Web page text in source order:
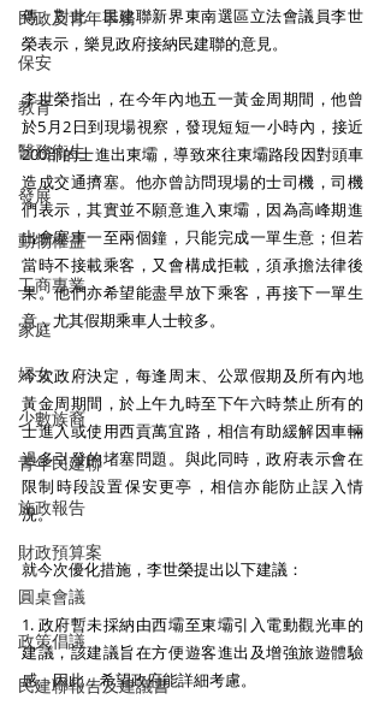
民政及青年事務
保安
教育
醫務衛生
發展
動物權益
工商專業
家庭
婦女
少數族裔
青年民建聯
施政報告
財政預算案
圓桌會議
政策倡議
民建聯報告及建議書
傳。對此，民建聯新界東南選區立法會議員李世
榮表示，樂見政府接納民建聯的意見。
李世榮指出，在今年內地五一黃金周期間，他曾
於5月2日到現場視察，發現短短一小時內，接近
200部的士進出東壩，導致來往東壩路段因對頭車
造成交通擠塞。他亦曾訪問現場的士司機，司機
們表示，其實並不願意進入東壩，因為高峰期進
出會塞車一至兩個鐘，只能完成一單生意；但若
當時不接載乘客，又會構成拒載，須承擔法律後
果。他們亦希望能盡早放下乘客，再接下一單生
意，尤其假期乘車人士較多。
今次政府決定，每逢周末、公眾假期及所有內地
黃金周期間，於上午九時至下午六時禁止所有的
士進入或使用西貢萬宜路，相信有助緩解因車輛
過多引發的堵塞問題。與此同時，政府表示會在
限制時段設置保安更亭，相信亦能防止誤入情
況。
就今次優化措施，李世榮提出以下建議：
1. 政府暫未採納由西壩至東壩引入電動觀光車的
建議，該建議旨在方便遊客進出及增強旅遊體驗
感。因此，希望政府能詳細考慮。